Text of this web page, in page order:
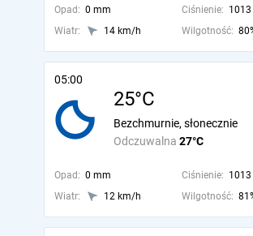
Opad: 0 mm Ciśnienie: 1013
Wiatr:
14 km/h Wilgotność:
05:00
25°C
Odczuwalna 27°C
Bezchmurnie, słonecznie
Opad: 0 mm Ciśnienie: 1013
Wiatr:
12 km/h Wilgotność: